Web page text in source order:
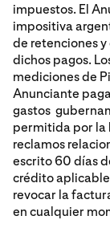
impuestos. El
impositiva
de retenciones
dichos pagos.
mediciones de
Anunciante
gastos
permitida por la
reclamos
escrito 60 días
crédito
revocar la
en cualquier